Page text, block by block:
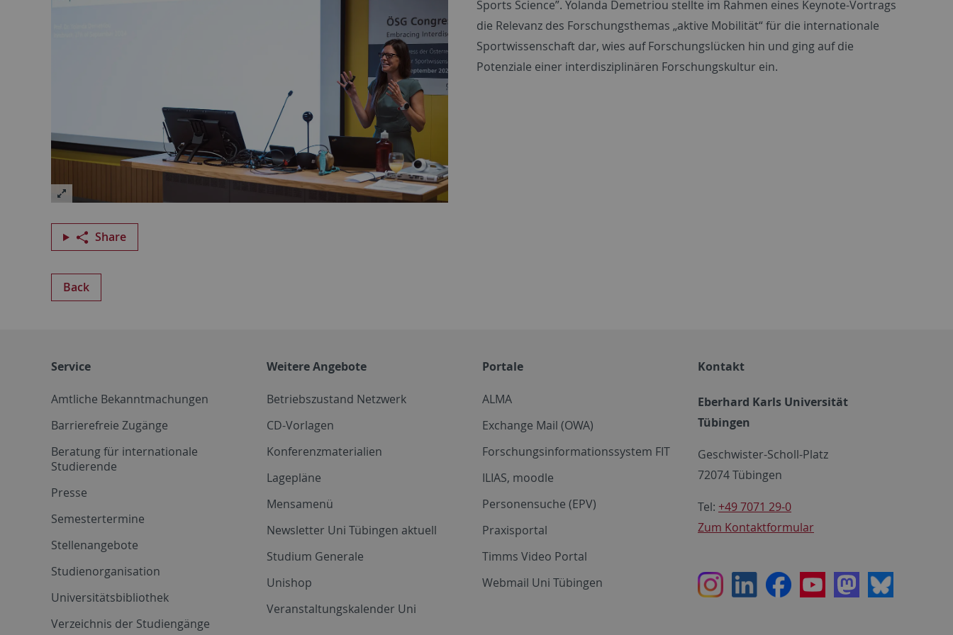
Sports Science”. Yolanda Demetriou stellte im Rahmen eines Keynote-Vortrags
die Relevanz des Forschungsthemas „aktive Mobilität“ für die internationale
Sportwissenschaft dar, wies auf Forschungslücken hin und ging auf die
Potenziale einer interdisziplinären Forschungskultur ein.
Share
Back
Service
Amtliche Bekanntmachungen
Barrierefreie Zugänge
Beratung für internationale
Studierende
Presse
Semestertermine
Stellenangebote
Studienorganisation
Universitätsbibliothek
Verzeichnis der Studiengänge
Weitere Angebote
Betriebszustand Netzwerk
CD-Vorlagen
Konferenzmaterialien
Lagepläne
Mensamenü
Newsletter Uni Tübingen aktuell
Studium Generale
Unishop
Veranstaltungskalender Uni
Portale
ALMA
Exchange Mail (OWA)
Forschungsinformationssystem FIT
ILIAS, moodle
Personensuche (EPV)
Praxisportal
Timms Video Portal
Webmail Uni Tübingen
Kontakt
Eberhard Karls Universität
Tübingen
Geschwister-Scholl-Platz
72074 Tübingen
Tel: +49 7071 29-0
Zum Kontaktformular
InstagramLinkedInFacebookYoutubeMastodon
Bluesky